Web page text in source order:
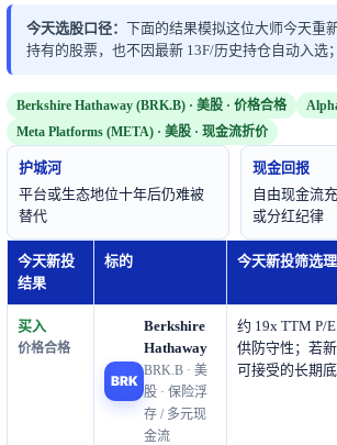
今天选股口径：下面的结果模拟这位大师今天重
持有的股票，也不因最新 13F/历史持仓自动入选
Berkshire Hathaway (BRK.B) · 美股 · 价格合格
Meta Platforms (META) · 美股 · 现金流折价
护城河
平台或生态地位十年后仍难被
替代
现金回报
自由现金流
或分红纪律
今天新投
结果
标的 今天新投筛选
买入
价格合格
BRK
Berkshire
Hathaway
BRK.B · 美
股 · 保险浮
存 / 多元现
金流
约 19x TTM P/
供防守性；若
可接受的长期底